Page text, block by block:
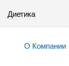
Диетика
О Компании